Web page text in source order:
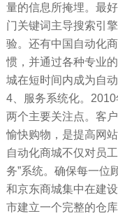
量的信息所掩埋。最
门关键词主导搜索引
验。还有中国自动化
惯，并通过各种专业
城在短时间内成为自
4、服务系统化。
两个主要关注点。客
愉快购物，是提高网
自动化商城不仅对员
务”系统。确保每一位
和京东商城集中在建
市建立一个完整的仓